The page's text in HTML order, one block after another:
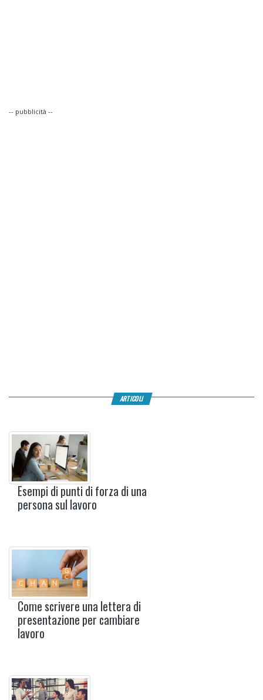
-- pubblicità --
ARTICOLI
Esempi di punti di forza di una
persona sul lavoro
Come scrivere una lettera di
presentazione per cambiare
lavoro